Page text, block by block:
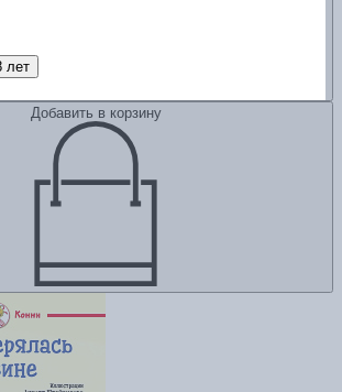
Добавить в корзину
лет